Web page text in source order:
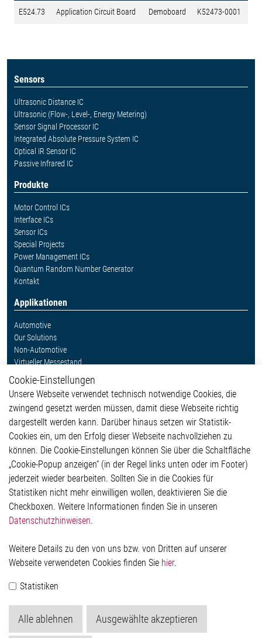
E524.73 Application Circuit Board Demoboard K52473-0001
Sensors
Ultrasonic Distance IC
Ultrasonic (Flow-, Level-, Energy Metering)
Sensor Signal Processor IC
Integrated Absolute Pressure System IC
Optical IR Sensor IC
Passive Infrared IC
Produkte
Motor Control ICs
Interface ICs
Sensor ICs
Special Projects
Power Management ICs
Quantum Random Number Generator
Kontakt
Applikationen
Automotive
Our Solutions
Non-Automotive
Virtueller Messestand
Weitere Links
Glossar
Kontakt
Hinweisgeberschutzsystem
Impressum
Datenschutzerklärung
Cookie-Popup anzeigen
Elmos Semiconductor SE
Werkstättenstraße 18
Telefon: +49 (0) 2171 / 40 183-0
Handelsregister:
Cookie-Einstellungen
Unsere Webseite verwendet technisch notwendige Cookies, die
zwingend gesetzt werden müssen, damit diese Webseite richtig
dargestellt werden kann. Darüber hinaus setzen wir Statistik-
Cookies ein, um den Erfolg dieser Webseite nachvollziehen zu
können. Die Cookie-Einstellungen können Sie über die Schaltfläche
„Cookie-Popup anzeigen“ (in der Regel links unten oder im Footer)
jederzeit wieder bearbeiten. Sollten Sie in die Cookies für
Statistiken nicht mehr einwilligen wollen, deaktivieren Sie die
Checkboxen. Weitere Informationen finden Sie in unseren
Datenschutzhinweisen.
Weitere Details zu den von uns bzw. von Dritten auf unserer
Webseite verwendeten Cookies finden Sie hier.
Statistiken
Alle ablehnen Ausgewählte akzeptieren